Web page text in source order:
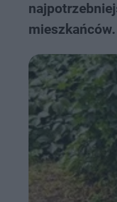
mieszkańców.